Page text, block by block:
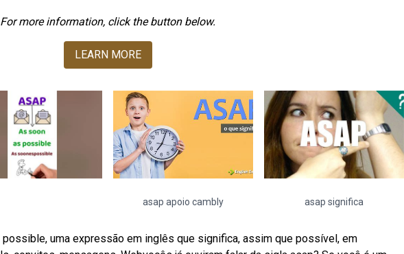
For more information, click the button below.
LEARN MORE
asap apoio cambly asap significa
uma expressão em inglês que significa, assim que possível, em